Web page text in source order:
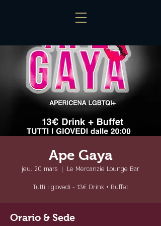
Ape Gaya
jeu. 20 mars
  |
Le Mercanzie Lounge Bar
Tutti i giovedì - 13€ Drink + Buffet
Orario & Sede